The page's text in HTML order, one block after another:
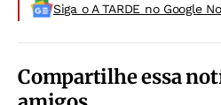
Siga o A TARDE no Google
Compartilhe essa